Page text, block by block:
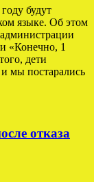
будут
языке. Об этом
«Конечно, 1
дети
мы постарались
отказа